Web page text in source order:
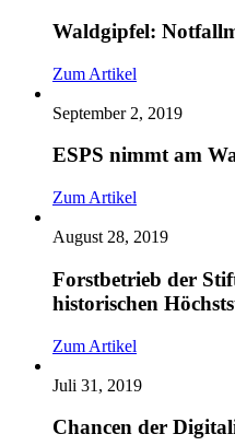
Waldgipfel:
Zum Artikel
September 2, 2019
ESPS nimmt am
Zum Artikel
August 28, 2019
Forstbetrieb der
historischen
Zum Artikel
Juli 31, 2019
Chancen der